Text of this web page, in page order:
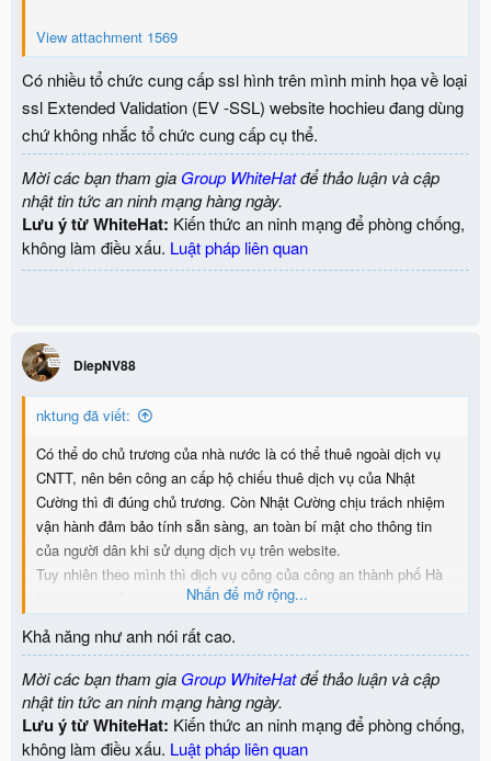
View attachment 1569
Có nhiều tổ chức cung cấp ssl hình trên mình minh họa về loại
ssl Extended Validation (EV -SSL) website hochieu đang dùng
chứ không nhắc tổ chức cung cấp cụ thể.
Mời các bạn tham gia Group WhiteHatđể thảo luận và cập
nhật tin tức an ninh mạng hàng ngày.
Lưu ý từ WhiteHat: Kiến thức an ninh mạng để phòng chống,
không làm điều xấu. Luật pháp liên quan
DiepNV88
nktung đã viết:
Có thể do chủ trương của nhà nước là có thể thuê ngoài dịch vụ
CNTT, nên bên công an cấp hộ chiếu thuê dịch vụ của Nhật
Cường thì đi đúng chủ trương. Còn Nhật Cường chịu trách nhiệm
vận hành đảm bảo tính sẵn sàng, an toàn bí mật cho thông tin
của người dân khi sử dụng dịch vụ trên website.
Tuy nhiên theo mình thì dịch vụ công của công an thành phố Hà
Nội thì nên sử dụng chứng thư của công an thành phố, như vậy
đúng địa chỉ. Có nhiều bạn bè mình nói là nhìn vào chứng thư họ
tưởng kết nối nhầm về công ty Nhật Cường, nên lại thoát ra, vì
tưởng vào nhầm.
Nhấn để mở rộng...
Khả năng như anh nói rất cao.
Mời các bạn tham gia Group WhiteHatđể thảo luận và cập
nhật tin tức an ninh mạng hàng ngày.
Lưu ý từ WhiteHat: Kiến thức an ninh mạng để phòng chống,
không làm điều xấu. Luật pháp liên quan